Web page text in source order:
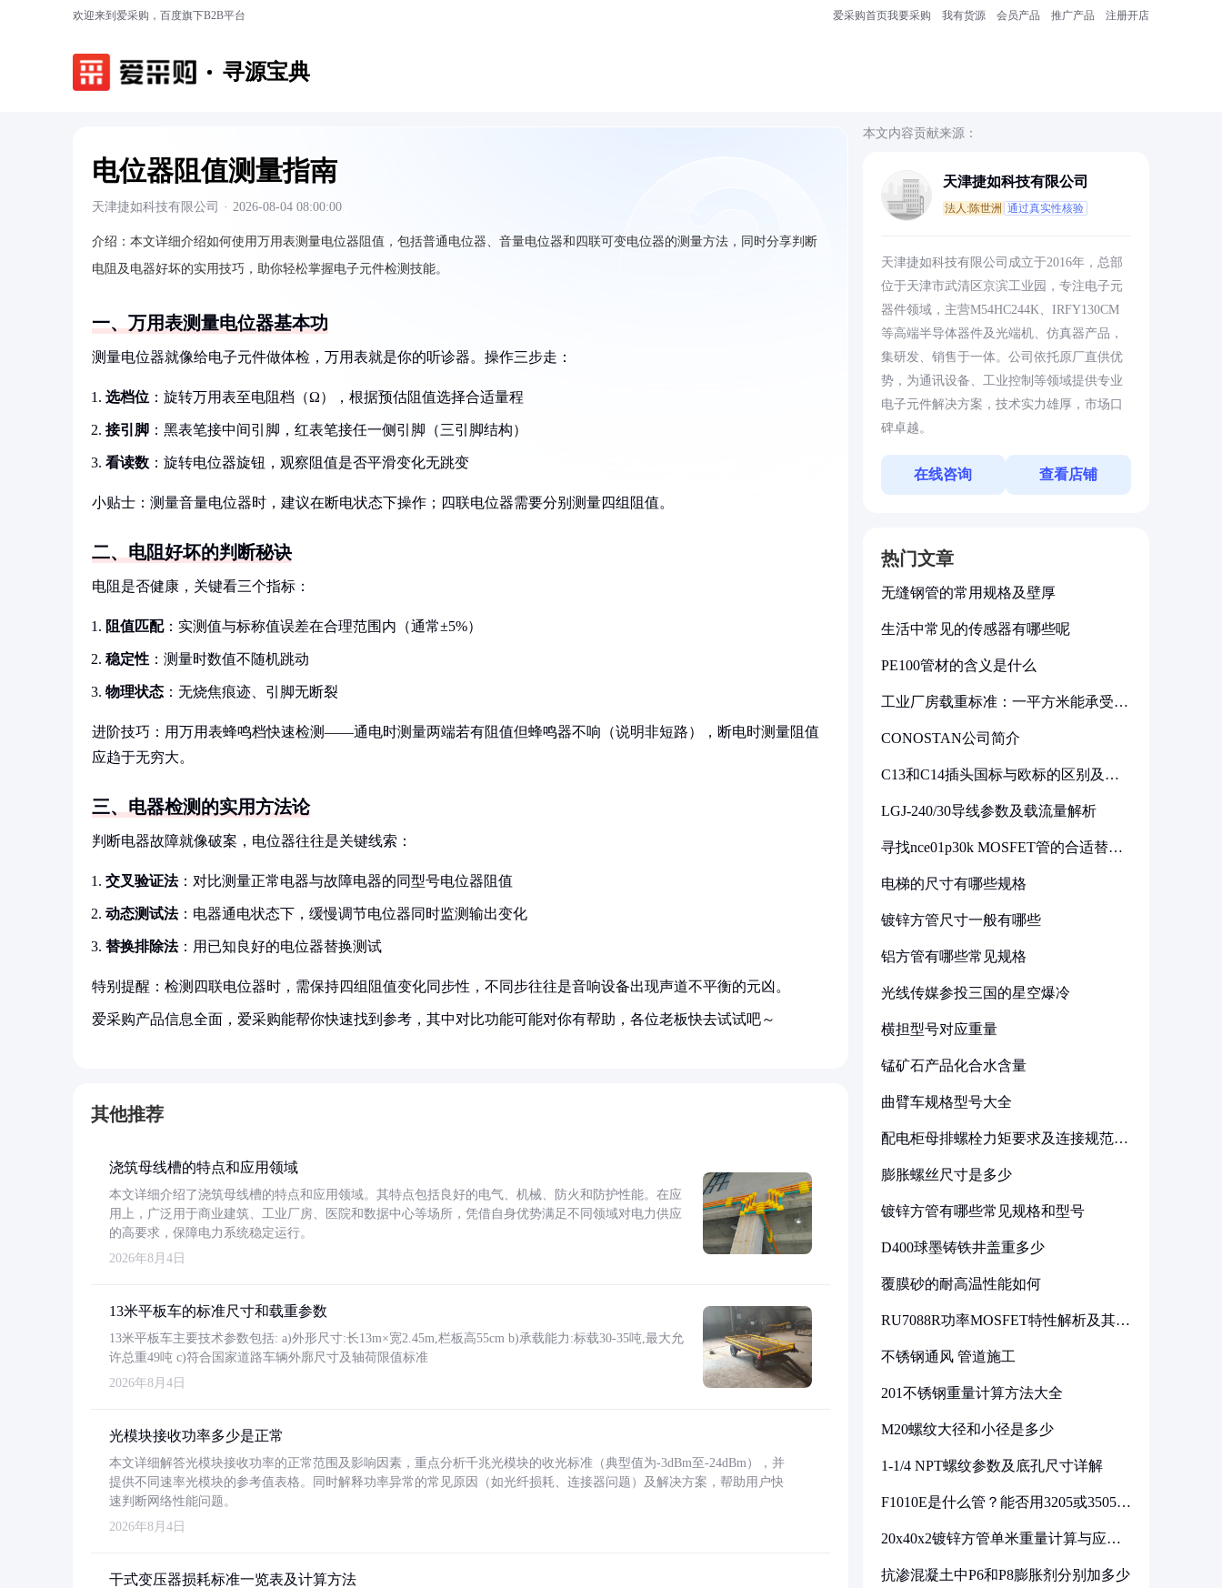
欢迎来到爱采购，百度旗下B2B平台 爱采购首页我要采购 我有货源 会员产品 推广产品 注册开店
寻源宝典
电位器阻值测量指南
天津捷如科技有限公司 · 2026-08-04 08:00:00
介绍： 本文详细介绍如何使用万用表测量电位器阻值，包括普通电位器、音量电位器和四联可变电位器的测量方法，同时分享判断
电阻及电器好坏的实用技巧，助你轻松掌握电子元件检测技能。
一、万用表测量电位器基本功
测量电位器就像给电子元件做体检，万用表就是你的听诊器。操作三步走：
选档位 ：旋转万用表至电阻档（Ω），根据预估阻值选择合适量程
接引脚 ：黑表笔接中间引脚，红表笔接任一侧引脚（三引脚结构）
看读数 ：旋转电位器旋钮，观察阻值是否平滑变化无跳变
小贴士：测量音量电位器时，建议在断电状态下操作；四联电位器需要分别测量四组阻值。
二、电阻好坏的判断秘诀
电阻是否健康，关键看三个指标：
阻值匹配：实测值与标称值误差在合理范围内（通常±5%）
稳定性 ：测量时数值不随机跳动
物理状态 ：无烧焦痕迹、引脚无断裂
进阶技巧：用万用表蜂鸣档快速检测——通电时测量两端若有阻值但蜂鸣器不响（说明非短路），断电时测量阻值
应趋于无穷大。
三、电器检测的实用方法论
判断电器故障就像破案，电位器往往是关键线索：
交叉验证法：对比测量正常电器与故障电器的同型号电位器阻值
动态测试法：电器通电状态下，缓慢调节电位器同时监测输出变化
替换排除法：用已知良好的电位器替换测试
特别提醒：检测四联电位器时，需保持四组阻值变化同步性，不同步往往是音响设备出现声道不平衡的元凶。
爱采购产品信息全面，爱采购能帮你快速找到参考，其中对比功能可能对你有帮助，各位老板快去试试吧～
其他推荐
浇筑母线槽的特点和应用领域
本文详细介绍了浇筑母线槽的特点和应用领域。其特点包括良好的电气、机械、防火和防护性能。在应
用上，广泛用于商业建筑、工业厂房、医院和数据中心等场所，凭借自身优势满足不同领域对电力供应
的高要求，保障电力系统稳定运行。
2026年8月4日
13米平板车的标准尺寸和载重参数
13米平板车主要技术参数包括: a)外形尺寸:长13m×宽2.45m,栏板高55cm b)承载能力:标载30-35吨,最大允
许总重49吨 c)符合国家道路车辆外廓尺寸及轴荷限值标准
2026年8月4日
光模块接收功率多少是正常
本文详细解答光模块接收功率的正常范围及影响因素，重点分析千兆光模块的收光标准（典型值为-3dBm至-24dBm），并
提供不同速率光模块的参考值表格。同时解释功率异常的常见原因（如光纤损耗、连接器问题）及解决方案，帮助用户快
速判断网络性能问题。
2026年8月4日
干式变压器损耗标准一览表及计算方法
本文内容贡献来源：
天津捷如科技有限公司
法人:陈世洲 通过真实性核验
天津捷如科技有限公司成立于2016年，总部
位于天津市武清区京滨工业园，专注电子元
器件领域，主营M54HC244K、IRFY130CM
等高端半导体器件及光端机、仿真器产品，
集研发、销售于一体。公司依托原厂直供优
势，为通讯设备、工业控制等领域提供专业
电子元件解决方案，技术实力雄厚，市场口
碑卓越。
在线咨询 查看店铺
热门文章
无缝钢管的常用规格及壁厚
生活中常见的传感器有哪些呢
PE100管材的含义是什么
工业厂房载重标准：一平方米能承受多
CONOSTAN公司简介
C13和C14插头国标与欧标的区别及其
LGJ-240/30导线参数及载流量解析
寻找nce01p30k MOSFET管的合适替代
电梯的尺寸有哪些规格
镀锌方管尺寸一般有哪些
铝方管有哪些常见规格
光线传媒参投三国的星空爆冷
横担型号对应重量
锰矿石产品化合水含量
曲臂车规格型号大全
配电柜母排螺栓力矩要求及连接规范详
膨胀螺丝尺寸是多少
镀锌方管有哪些常见规格和型号
D400球墨铸铁井盖重多少
覆膜砂的耐高温性能如何
RU7088R功率MOSFET特性解析及其在
不锈钢通风 管道施工
201不锈钢重量计算方法大全
M20螺纹大径和小径是多少
1-1/4 NPT螺纹参数及底孔尺寸详解
F1010E是什么管？能否用3205或3505代
20x40x2镀锌方管单米重量计算与应用
抗渗混凝土中P6和P8膨胀剂分别加多少